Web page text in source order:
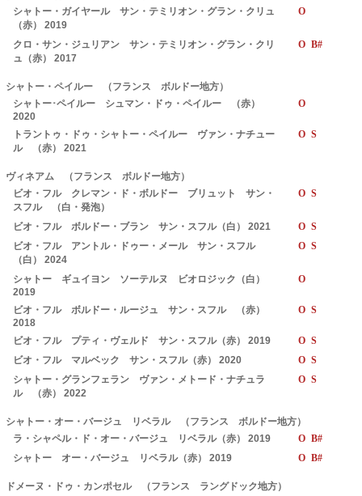
シャトー・ガイヤール サン・テミリオン・グラン・クリュ
（赤） 2019
O
クロ・サン・ジュリアン サン・テミリオン・グラン・クリ
ュ（赤） 2017
O B#
シャトー・ペイルー （フランス ボルドー地方）
シャトー･ペイルー シュマン・ドゥ・ペイルー （赤）
2020
O
トラントゥ・ドゥ・シャトー・ペイルー ヴァン・ナチュー
ル （赤） 2021
O S
ヴィネアム （フランス ボルドー地方）
ビオ・フル クレマン・ド・ボルドー ブリュット サン・
スフル （白・発泡）
O S
ビオ・フル ボルドー・ブラン サン・スフル（白） 2021
O S
ビオ・フル アントル・ドゥー・メール サン・スフル
（白） 2024
O S
シャトー ギュイヨン ソーテルヌ ビオロジック（白）
2019
O
ビオ・フル ボルドー・ルージュ サン・スフル （赤）
2018
O S
ビオ・フル プティ・ヴェルド サン・スフル（赤） 2019
O S
ビオ・フル マルベック サン・スフル（赤） 2020
O S
シャトー・グランフェラン ヴァン・メトード・ナチュラ
ル （赤） 2022
O S
シャトー・オー・バージュ リベラル （フランス ボルドー地方）
ラ・シャペル・ド・オー・バージュ リベラル（赤） 2019
O B#
シャトー オー・バージュ リベラル（赤） 2019
O B#
ドメーヌ・ドゥ・カンポセル （フランス ラングドック地方）